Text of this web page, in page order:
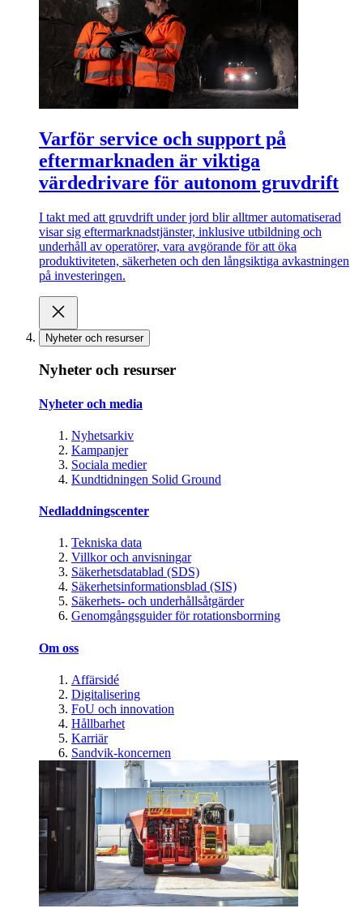
Varför service och support på
eftermarknaden är viktiga
värdedrivare för autonom gruvdrift
I takt med att gruvdrift under jord blir alltmer automatiserad
visar sig eftermarknadstjänster, inklusive utbildning och
underhåll av operatörer, vara avgörande för att öka
produktiviteten, säkerheten och den långsiktiga avkastningen
på investeringen.
Nyheter och resurser
Nyheter och resurser
Nyheter och media
Nyhetsarkiv
Kampanjer
Sociala medier
Kundtidningen Solid Ground
Nedladdningscenter
Tekniska data
Villkor och anvisningar
Säkerhetsdatablad (SDS)
Säkerhetsinformationsblad (SIS)
Säkerhets- och underhållsåtgärder
Genomgångsguider för rotationsborrning
Om oss
Affärsidé
Digitalisering
FoU och innovation
Hållbarhet
Karriär
Sandvik-koncernen